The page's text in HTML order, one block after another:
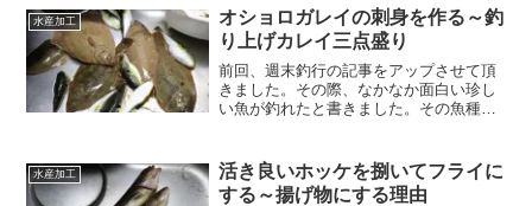
回おろしたカジカ前回おろしたカジカに
熱湯をかけて表面のぬめり...
水産加工
オショロガレイの刺身を作る～釣
り上げカレイ三点盛り
前回、週末釣行の記事をアップさせて頂
きました。その際、なかなか面白い珍し
い魚が釣れたと書きました。その魚種は
ので、クロガシラだな～と思いました。
正直この釣り場で釣れたこ...
水産加工
活き良いホッケを捌いてフライに
する～揚げ物にする理由